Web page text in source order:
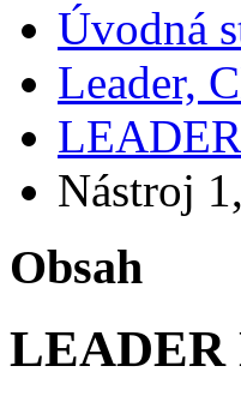
Úvodná
Leader,
Nástroj
Obsah
LEADER